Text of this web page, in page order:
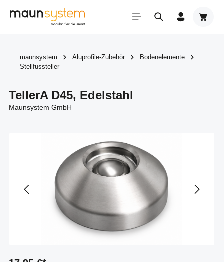
Zum Hauptinhalt springen
maunsystem Aluprofile-Zubehör
Bodenelemente
Stellfussteller
TellerA D45, Edelstahl
Maunsystem GmbH